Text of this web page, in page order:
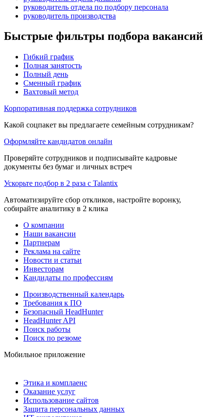
руководитель отдела по подбору персонала
руководитель производства
Быстрые фильтры подбора вакансий
Гибкий график
Полная занятость
Полный день
Сменный график
Вахтовый метод
Корпоративная поддержка сотрудников
Какой соцпакет вы предлагаете семейным сотрудникам?
Оформляйте кандидатов онлайн
Проверяйте сотрудников и подписывайте кадровые
документы без бумаг и личных встреч
Ускорьте подбор в 2 раза с Talantix
Автоматизируйте сбор откликов, настройте воронку,
собирайте аналитику в 2 клика
О компании
Наши вакансии
Партнерам
Реклама на сайте
Новости и статьи
Инвесторам
Кандидаты по профессиям
Производственный календарь
Требования к ПО
Безопасный HeadHunter
HeadHunter API
Поиск работы
Поиск по резюме
Мобильное приложение
Этика и комплаенс
Оказание услуг
Использование сайтов
Защита персональных данных